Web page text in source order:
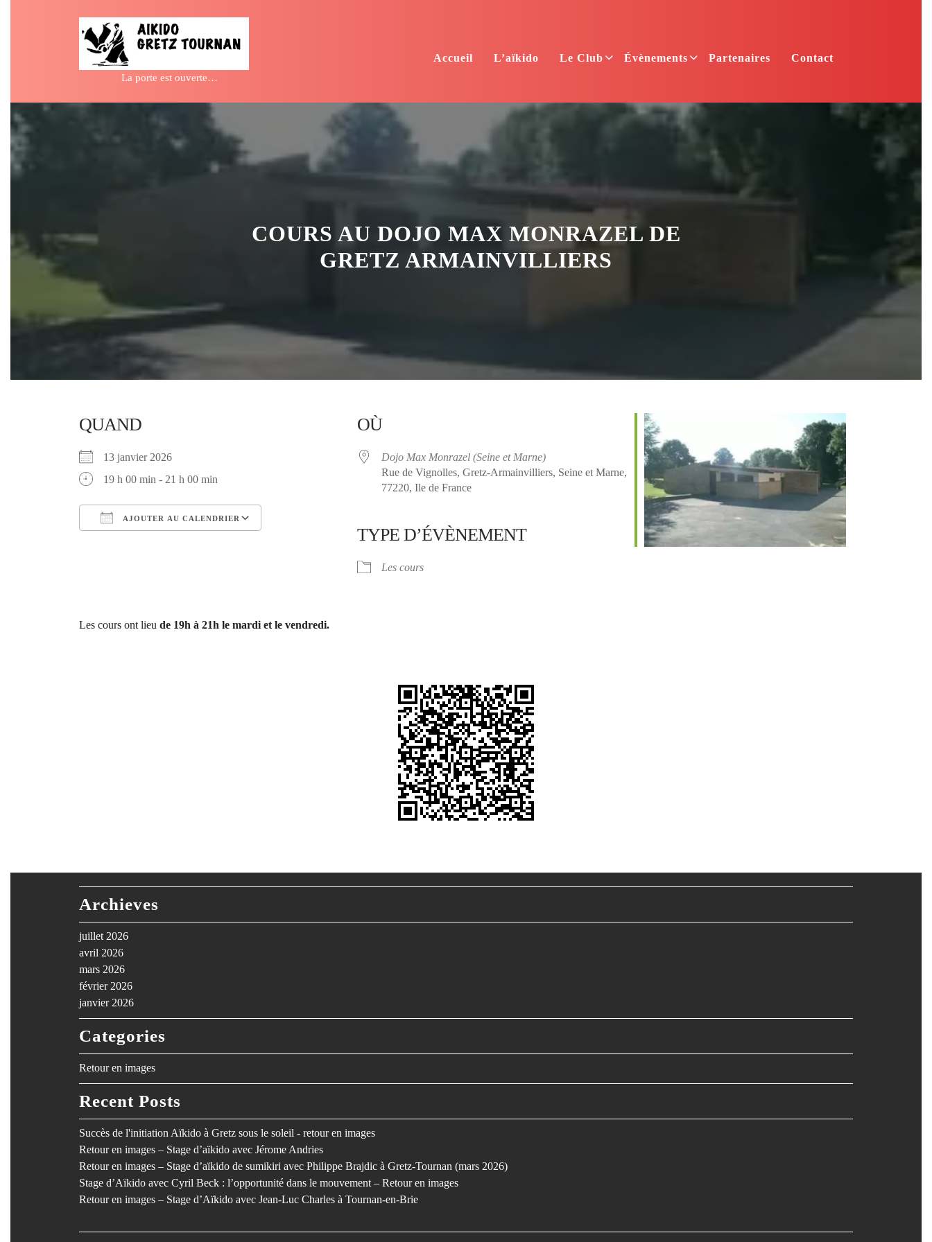
La porte est ouverte…
Accueil L’aïkido Le Club Évènements Partenaires Contact
COURS AU DOJO MAX MONRAZEL DE
GRETZ ARMAINVILLIERS
QUAND
13 janvier 2026
19 h 00 min - 21 h 00 min
AJOUTER AU CALENDRIER
iCalendar Office 365 Outlook Live
OÙ
Dojo Max Monrazel (Seine et Marne)
Rue de Vignolles, Gretz-Armainvilliers, Seine et Marne,
77220, Ile de France
TYPE D’ÉVÈNEMENT
Les cours
Les cours ont lieu de 19h à 21h le mardi et le vendredi.
Archieves
juillet 2026
avril 2026
mars 2026
février 2026
janvier 2026
Categories
Retour en images
Recent Posts
Succès de l'initiation Aïkido à Gretz sous le soleil - retour en images
Retour en images – Stage d’aïkido avec Jérome Andries
Retour en images – Stage d’aïkido de sumikiri avec Philippe Brajdic à Gretz-Tournan (mars 2026)
Stage d’Aïkido avec Cyril Beck : l’opportunité dans le mouvement – Retour en images
Retour en images – Stage d’Aïkido avec Jean-Luc Charles à Tournan-en-Brie